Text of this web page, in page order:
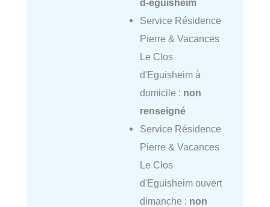
d-eguisheim
Service Résidence
Pierre & Vacances
Le Clos
d'Eguisheim à
domicile : non
renseigné
Service Résidence
Pierre & Vacances
Le Clos
d'Eguisheim ouvert
dimanche : non